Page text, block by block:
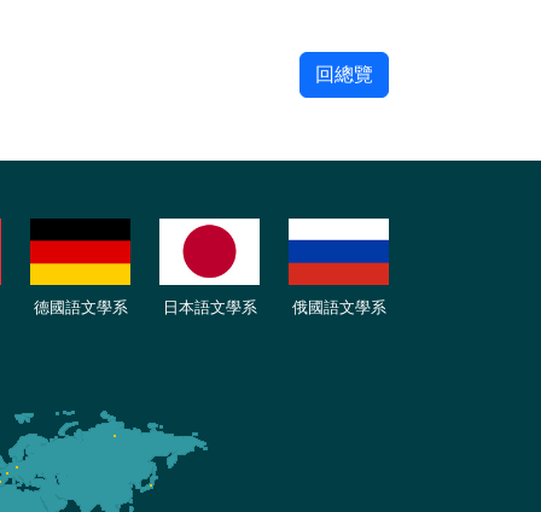
回總覽
德國語文學系 日本語文學系 俄國語文學系